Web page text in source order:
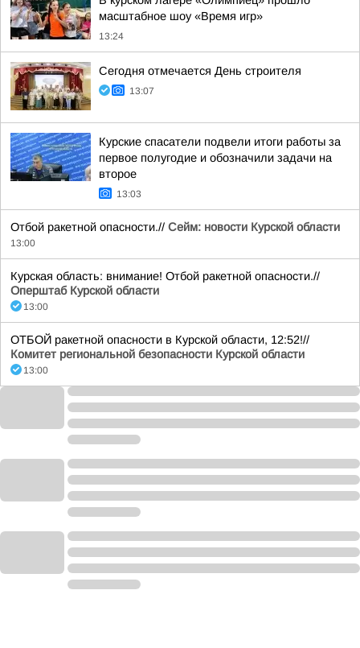
масштабное шоу «Время игр»
13:24
Сегодня отмечается День строителя
13:07
Курские спасатели подвели итоги работы за
первое полугодие и обозначили задачи на
второе
13:03
Отбой ракетной опасности.// Сейм: новости Курской области
13:00
Курская область: внимание! Отбой ракетной опасности.//
Оперштаб Курской области
13:00
ОТБОЙ ракетной опасности в Курской области, 12:52!//
Комитет региональной безопасности Курской области
13:00